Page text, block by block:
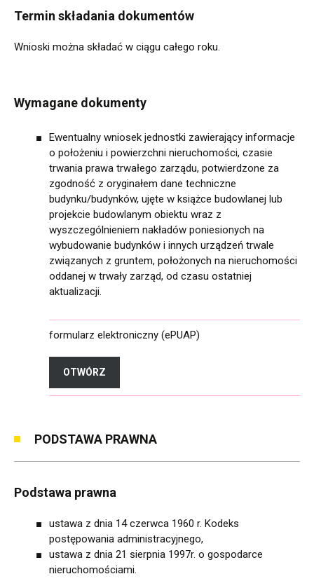
Termin składania dokumentów
Wnioski można składać w ciągu całego roku.
Wymagane dokumenty
Ewentualny wniosek jednostki zawierający informacje
o położeniu i powierzchni nieruchomości, czasie
trwania prawa trwałego zarządu, potwierdzone za
zgodność z oryginałem dane techniczne
budynku/budynków, ujęte w książce budowlanej lub
projekcie budowlanym obiektu wraz z
wyszczególnieniem nakładów poniesionych na
wybudowanie budynków i innych urządzeń trwale
związanych z gruntem, położonych na nieruchomości
oddanej w trwały zarząd, od czasu ostatniej
aktualizacji.
formularz elektroniczny (ePUAP)
OTWÓRZ
PODSTAWA PRAWNA
Podstawa prawna
ustawa z dnia 14 czerwca 1960 r. Kodeks
postępowania administracyjnego,
ustawa z dnia 21 sierpnia 1997r. o gospodarce
nieruchomościami.